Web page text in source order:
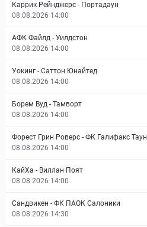
Каррик Рейнджерс - Портадаун
08.08.2026 14:00
АФК Файлд - Уилдстон
08.08.2026 14:00
Уокинг - Саттон Юнайтед
08.08.2026 14:00
Борем Вуд - Тамворт
08.08.2026 14:00
Форест Грин Роверс - ФК Галифакс Таун
08.08.2026 14:00
КайХа - Виллан Поят
08.08.2026 14:00
Сандвикен - ФК ПАОК Салоники
08.08.2026 14:30